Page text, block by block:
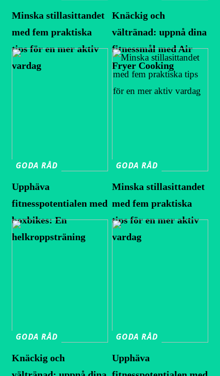
Minska stillasittandet
med fem praktiska
tips för en mer aktiv
vardag
Knäckig och
vältränad: uppnå dina
fitnessmål med Air
Fryer Cooking
GODA RÅD
Upphäva
fitnesspotentialen med
boxbikes: En
helkroppsträning
GODA RÅD
Minska stillasittandet
med fem praktiska
tips för en mer aktiv
vardag
GODA RÅD
Knäckig och
GODA RÅD
Upphäva